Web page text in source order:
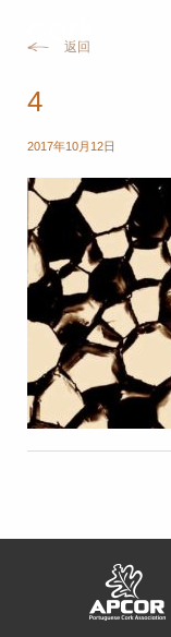
返回
4
2017年10月12日